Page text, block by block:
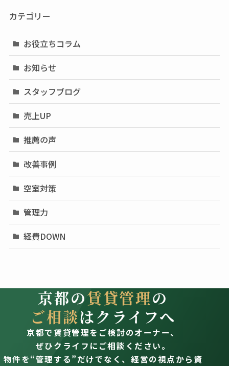
カテゴリー
お役立ちコラム
お知らせ
スタッフブログ
売上UP
推薦の声
改善事例
空室対策
管理力
経費DOWN
京都の賃貸管理の
ご相談はクライフへ
京都で賃貸管理をご検討のオーナー、
ぜひクライフにご相談ください。
物件を“管理する”だけでなく、経営の視点から資